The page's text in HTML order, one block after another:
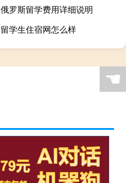
俄罗斯留学费用详细说明
留学生住宿网怎么样
☚